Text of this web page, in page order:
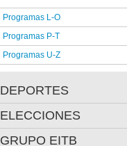
Programas L-O
Programas P-T
Programas U-Z
DEPORTES
ELECCIONES
GRUPO EITB